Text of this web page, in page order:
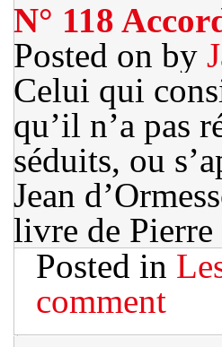
N° 118
Posted on by
Celui qui
qu’il n’a pas
séduits, ou
Jean
livre de
Posted in
comment